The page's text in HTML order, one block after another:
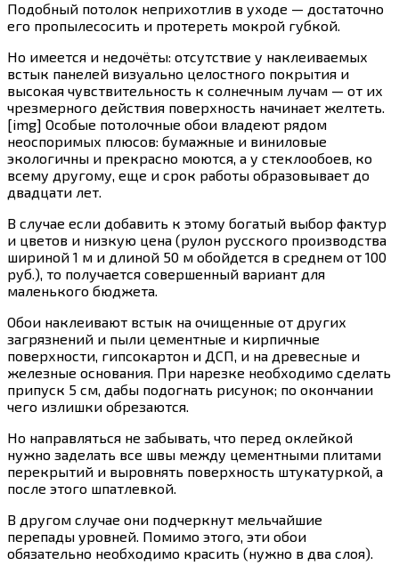
Подобный потолок неприхотлив в уходе — достаточно
его пропылесосить и протереть мокрой губкой.
Но имеется и недочёты: отсутствие у наклеиваемых
встык панелей визуально целостного покрытия и
высокая чувствительность к солнечным лучам — от их
чрезмерного действия поверхность начинает желтеть.
[img] Особые потолочные обои владеют рядом
неоспоримых плюсов: бумажные и виниловые
экологичны и прекрасно моются, а у стеклообоев, ко
всему другому, еще и срок работы образовывает до
двадцати лет.
В случае если добавить к этому богатый выбор фактур
и цветов и низкую цена (рулон русского производства
шириной 1 м и длиной 50 м обойдется в среднем от 100
руб.), то получается совершенный вариант для
маленького бюджета.
Обои наклеивают встык на очищенные от других
загрязнений и пыли цементные и кирпичные
поверхности, гипсокартон и ДСП, и на древесные и
железные основания. При нарезке необходимо сделать
припуск 5 см, дабы подогнать рисунок; по окончании
чего излишки обрезаются.
Но направляться не забывать, что перед оклейкой
нужно заделать все швы между цементными плитами
перекрытий и выровнять поверхность штукатуркой, а
после этого шпатлевкой.
В другом случае они подчеркнут мельчайшие
перепады уровней. Помимо этого, эти обои
обязательно необходимо красить (нужно в два слоя).